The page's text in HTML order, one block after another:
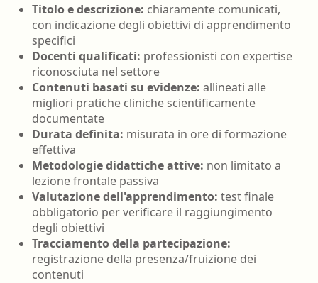
Titolo e descrizione: chiaramente comunicati,
con indicazione degli obiettivi di apprendimento
specifici
Docenti qualificati: professionisti con expertise
riconosciuta nel settore
Contenuti basati su evidenze: allineati alle
migliori pratiche cliniche scientificamente
documentate
Durata definita: misurata in ore di formazione
effettiva
Metodologie didattiche attive: non limitato a
lezione frontale passiva
Valutazione dell'apprendimento: test finale
obbligatorio per verificare il raggiungimento
degli obiettivi
Tracciamento della partecipazione:
registrazione della presenza/fruizione dei
contenuti